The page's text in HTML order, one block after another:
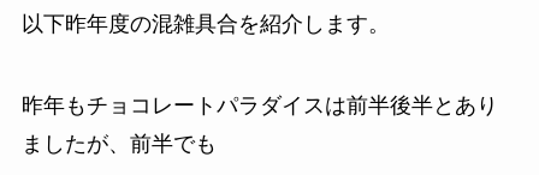
以下昨年度の混雑具合を紹介します。
昨年もチョコレートパラダイスは前半後半とあり
ましたが、前半でも